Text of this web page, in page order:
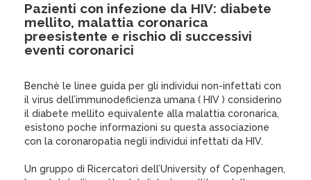
Pazienti con infezione da HIV: diabete
mellito, malattia coronarica
preesistente e rischio di successivi
eventi coronarici
Benchè le linee guida per gli individui non-infettati con
il virus dell’immunodeficienza umana ( HIV ) considerino
il diabete mellito equivalente alla malattia coronarica,
esistono poche informazioni su questa associazione
con la coronaropatia negli individui infettati da HIV.
Un gruppo di Ricercatori dell’University of Copenhagen,